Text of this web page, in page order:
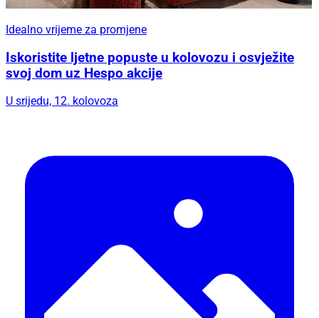
Idealno vrijeme za promjene
Iskoristite ljetne popuste u kolovozu i osvježite
svoj dom uz Hespo akcije
U srijedu, 12. kolovoza